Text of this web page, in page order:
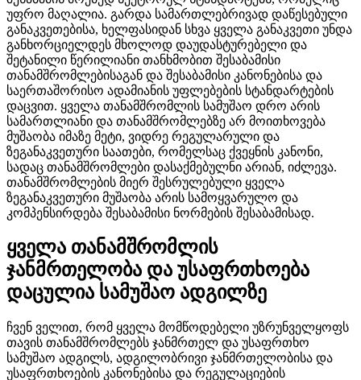
უფრო მაღალია. გარდა სამართლებრივად დაწესებული
განაკვეთებისა, ხელფასიდან სხვა ყველა განაკვეთი უნდა
განხორციელდეს მხოლოდ დაუდასტურებელი და
შეტანილი წერილიანი თანხმობით შესაბამისი
თანამშრომლებისაგან და შესაბამისი კანონებისა და
საერთაშორისო ადამიანის უფლებების სტანდარტების
დაცვით. ყველა თანამშრომლის სამუშაო დრო არის
სამართლიანი და თანამშრომლებზე არ მოითხოვება
მუშაობა იმაზე მეტი, ვიდრე რეგულარული და
ზეგანაკვეთური საათები, რომელსაც ქვეყნის კანონი,
სადაც თანამშრომლები დასაქმებულნი არიან, იძლევა.
თანამშრომლების მიერ შესრულებული ყველა
ზეგანაკვეთური მუშაობა არის სამოყვარულო და
კომპენსირდება შესაბამისი ნორმების შესაბამისად.
ყველა თანამშრომლის
ჯანმრთელობა და უსაფრთხოება
დაცულია სამუშაო ადგილზე
ჩვენ ველით, რომ ყველა მომწოდებელი უზრუნველყოფს
თავის თანამშრომლებს ჯანმრთელ და უსაფრთხო
სამუშაო ადგილს, ადგილობრივი ჯანმრთელობისა და
უსაფრთხოების კანონებისა და რეგულაციების